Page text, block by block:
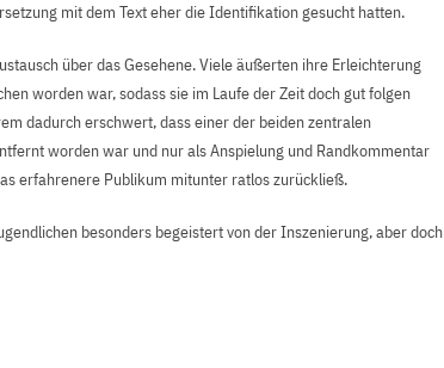
mit dem Text eher die Identifikation gesucht hatten.
über das Gesehene. Viele äußerten ihre Erleichterung
worden war, sodass sie im Laufe der Zeit doch gut folgen
dadurch erschwert, dass einer der beiden zentralen
worden war und nur als Anspielung und Randkommentar
erfahrenere Publikum mitunter ratlos zurückließ.
besonders begeistert von der Inszenierung, aber doch